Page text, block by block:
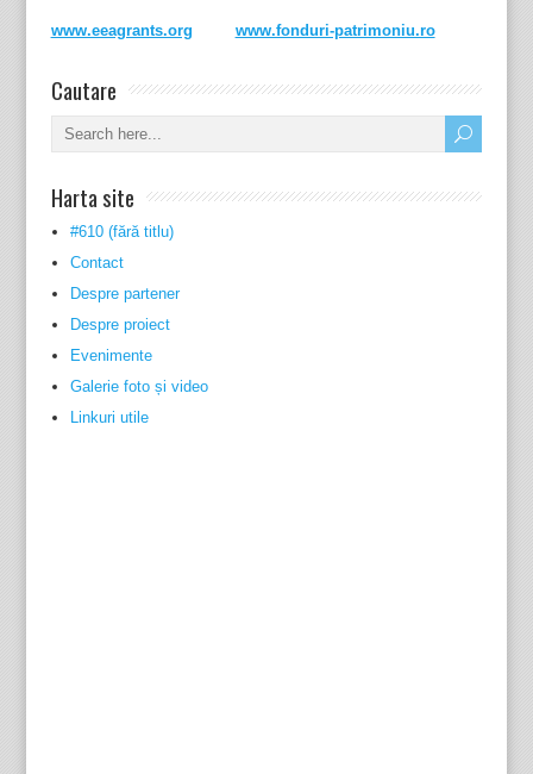
www.eeagrants.org www.fonduri-patrimoniu.ro
Cautare
Harta site
#610 (fără titlu)
Contact
Despre partener
Despre proiect
Evenimente
Galerie foto și video
Linkuri utile